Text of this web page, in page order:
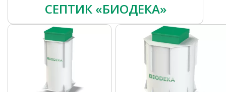
СЕПТИК «БИОДЕКА»